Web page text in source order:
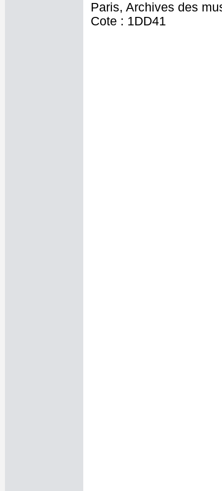
Paris, Archives des
Cote : 1DD41